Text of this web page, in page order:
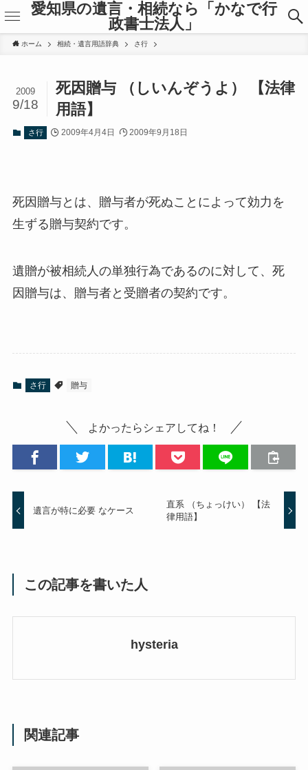
愛知県の遺言・相続なら「かなで行
政書士法人」
ホーム 相続・遺言用語辞典 さ行
死因贈与 （しいんぞうよ） 【法律
用語】
2009
9/18
さ行 2009年4月4日 2009年9月18日
死因贈与とは、贈与者が死ぬことによって効力を
生ずる贈与契約です。
遺贈が被相続人の単独行為であるのに対して、死
因贈与は、贈与者と受贈者の契約です。
さ行 贈与
よかったらシェアしてね！
遺言が特に必要 なケース
直系 （ちょっけい） 【法
律用語】
この記事を書いた人
hysteria
関連記事